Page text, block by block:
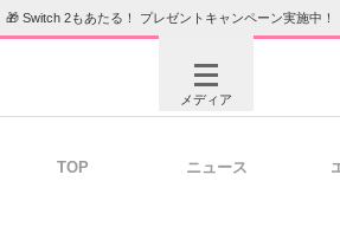
🎁 Switch 2もあたる！ プレゼントキャンペーン実施中！
メディア
TOP ニュース